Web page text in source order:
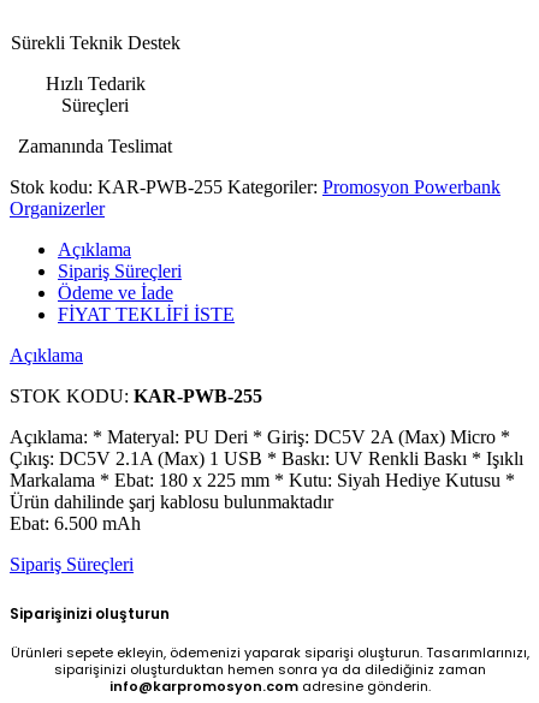
Sürekli Teknik Destek
Hızlı Tedarik
Süreçleri
Zamanında Teslimat
Stok kodu: KAR-PWB-255 Kategoriler: Promosyon Powerbank
Organizerler
Açıklama
Sipariş Süreçleri
Ödeme ve İade
FİYAT TEKLİFİ İSTE
Açıklama
STOK KODU: KAR-PWB-255
Açıklama: * Materyal: PU Deri * Giriş: DC5V 2A (Max) Micro *
Çıkış: DC5V 2.1A (Max) 1 USB * Baskı: UV Renkli Baskı * Işıklı
Markalama * Ebat: 180 x 225 mm * Kutu: Siyah Hediye Kutusu *
Ürün dahilinde şarj kablosu bulunmaktadır
Ebat: 6.500 mAh
Sipariş Süreçleri
Siparişinizi oluşturun
Ürünleri sepete ekleyin, ödemenizi yaparak siparişi oluşturun. Tasarımlarınızı,
siparişinizi oluşturduktan hemen sonra ya da dilediğiniz zaman
info@karpromosyon.comadresine gönderin.